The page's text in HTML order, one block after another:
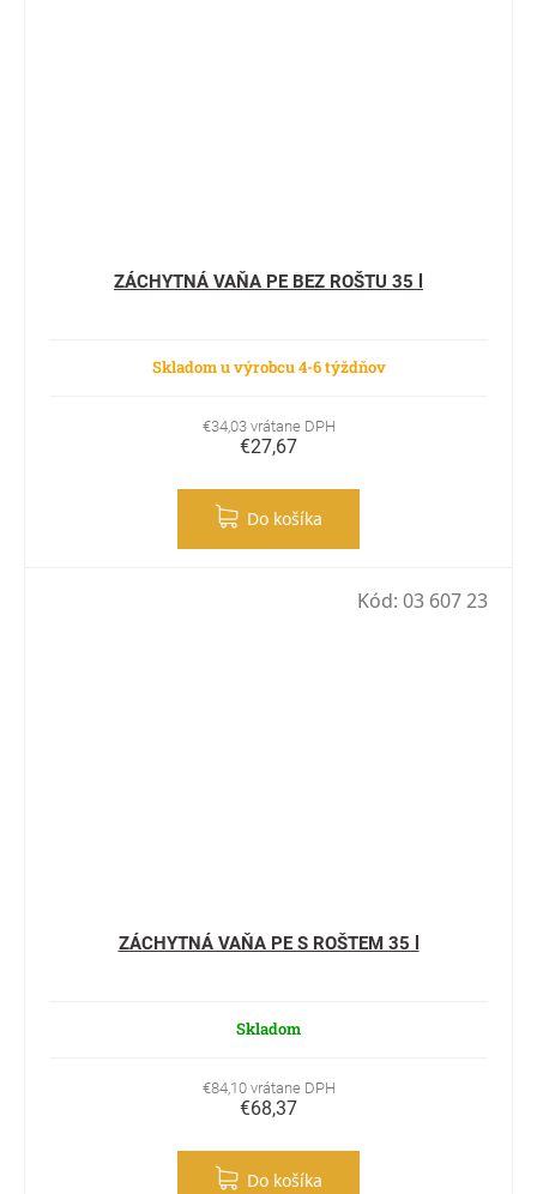
ZÁCHYTNÁ VAŇA PE BEZ ROŠTU 35 l
Skladom u výrobcu 4-6 týždňov
€34,03 vrátane DPH
€27,67
Do košíka
ZÁCHYTNÁ VAŇA PE S ROŠTEM 35 l
Skladom
€84,10 vrátane DPH
€68,37
Do košíka
Kód: 03 607 23